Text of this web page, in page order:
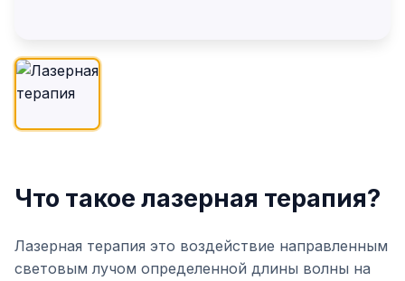
Что такое лазерная терапия?
Лазерная терапия это воздействие направленным
световым лучом определенной длины волны на